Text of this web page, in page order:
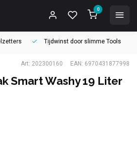
0
Tijdwinst door slimme Tools
Art: 202300160 EAN: 6970431877998
Smart Washy 19 Liter